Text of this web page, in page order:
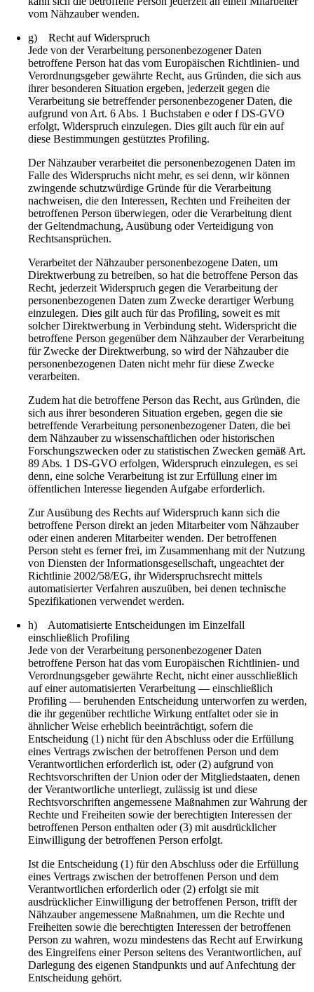
vom Nähzauber wenden.
g) Recht auf Widerspruch
Jede von der Verarbeitung personenbezogener Daten
betroffene Person hat das vom Europäischen Richtlinien- und
Verordnungsgeber gewährte Recht, aus Gründen, die sich aus
ihrer besonderen Situation ergeben, jederzeit gegen die
Verarbeitung sie betreffender personenbezogener Daten, die
aufgrund von Art. 6 Abs. 1 Buchstaben e oder f DS-GVO
erfolgt, Widerspruch einzulegen. Dies gilt auch für ein auf
diese Bestimmungen gestütztes Profiling.
Der Nähzauber verarbeitet die personenbezogenen Daten im
Falle des Widerspruchs nicht mehr, es sei denn, wir können
zwingende schutzwürdige Gründe für die Verarbeitung
nachweisen, die den Interessen, Rechten und Freiheiten der
betroffenen Person überwiegen, oder die Verarbeitung dient
der Geltendmachung, Ausübung oder Verteidigung von
Rechtsansprüchen.
Verarbeitet der Nähzauber personenbezogene Daten, um
Direktwerbung zu betreiben, so hat die betroffene Person das
Recht, jederzeit Widerspruch gegen die Verarbeitung der
personenbezogenen Daten zum Zwecke derartiger Werbung
einzulegen. Dies gilt auch für das Profiling, soweit es mit
solcher Direktwerbung in Verbindung steht. Widerspricht die
betroffene Person gegenüber dem Nähzauber der Verarbeitung
für Zwecke der Direktwerbung, so wird der Nähzauber die
personenbezogenen Daten nicht mehr für diese Zwecke
verarbeiten.
Zudem hat die betroffene Person das Recht, aus Gründen, die
sich aus ihrer besonderen Situation ergeben, gegen die sie
betreffende Verarbeitung personenbezogener Daten, die bei
dem Nähzauber zu wissenschaftlichen oder historischen
Forschungszwecken oder zu statistischen Zwecken gemäß Art.
89 Abs. 1 DS-GVO erfolgen, Widerspruch einzulegen, es sei
denn, eine solche Verarbeitung ist zur Erfüllung einer im
öffentlichen Interesse liegenden Aufgabe erforderlich.
Zur Ausübung des Rechts auf Widerspruch kann sich die
betroffene Person direkt an jeden Mitarbeiter vom Nähzauber
oder einen anderen Mitarbeiter wenden. Der betroffenen
Person steht es ferner frei, im Zusammenhang mit der Nutzung
von Diensten der Informationsgesellschaft, ungeachtet der
Richtlinie 2002/58/EG, ihr Widerspruchsrecht mittels
automatisierter Verfahren auszuüben, bei denen technische
Spezifikationen verwendet werden.
h) Automatisierte Entscheidungen im Einzelfall
einschließlich Profiling
Jede von der Verarbeitung personenbezogener Daten
betroffene Person hat das vom Europäischen Richtlinien- und
Verordnungsgeber gewährte Recht, nicht einer ausschließlich
auf einer automatisierten Verarbeitung — einschließlich
Profiling — beruhenden Entscheidung unterworfen zu werden,
die ihr gegenüber rechtliche Wirkung entfaltet oder sie in
ähnlicher Weise erheblich beeinträchtigt, sofern die
Entscheidung (1) nicht für den Abschluss oder die Erfüllung
eines Vertrags zwischen der betroffenen Person und dem
Verantwortlichen erforderlich ist, oder (2) aufgrund von
Rechtsvorschriften der Union oder der Mitgliedstaaten, denen
der Verantwortliche unterliegt, zulässig ist und diese
Rechtsvorschriften angemessene Maßnahmen zur Wahrung der
Rechte und Freiheiten sowie der berechtigten Interessen der
betroffenen Person enthalten oder (3) mit ausdrücklicher
Einwilligung der betroffenen Person erfolgt.
Ist die Entscheidung (1) für den Abschluss oder die Erfüllung
eines Vertrags zwischen der betroffenen Person und dem
Verantwortlichen erforderlich oder (2) erfolgt sie mit
ausdrücklicher Einwilligung der betroffenen Person, trifft der
Nähzauber angemessene Maßnahmen, um die Rechte und
Freiheiten sowie die berechtigten Interessen der betroffenen
Person zu wahren, wozu mindestens das Recht auf Erwirkung
des Eingreifens einer Person seitens des Verantwortlichen, auf
Darlegung des eigenen Standpunkts und auf Anfechtung der
Entscheidung gehört.